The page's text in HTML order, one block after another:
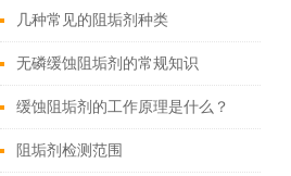
几种常见的阻垢剂种类
无磷缓蚀阻垢剂的常规知识
缓蚀阻垢剂的工作原理是什么？
阻垢剂检测范围